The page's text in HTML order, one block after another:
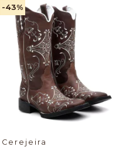
-43%
Cerejeira